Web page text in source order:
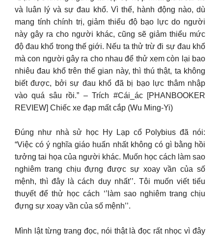
và luân lý và sự đau khổ. Vì thế, hành động nào, dù
mang tính chính trị, giảm thiểu độ bạo lực do người
này gây ra cho người khác, cũng sẽ giảm thiểu mức
độ đau khổ trong thế giới. Nếu ta thử trừ đi sự đau khổ
mà con người gây ra cho nhau để thử xem còn lại bao
nhiêu đau khổ trên thế gian này, thì thú thật, ta không
biết được, bởi sự đau khổ đã bị bạo lực thâm nhập
vào quá sâu rồi.” – Trích #Cái_ác [PHANBOOKER
REVIEW] Chiếc xe đạp mất cắp (Wu Ming-Yi)
Đúng như nhà sử học Hy Lạp cổ Polybius đã nói:
“Việc có ý nghĩa giáo huấn nhất không có gì bằng hồi
tưởng tai họa của người khác. Muốn học cách làm sao
nghiêm trang chịu đựng được sự xoay vần của số
mệnh, thì đây là cách duy nhất’’. Tôi muốn viết tiểu
thuyết để thử học cách ‘’làm sao nghiêm trang chịu
đựng sự xoay vần của số mệnh’’.
Mình lật từng trang đọc, nói thật là đọc rất nhọc vì đây